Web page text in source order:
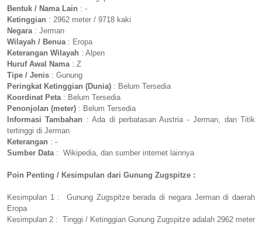
Bentuk / Nama Lain : -
Ketinggian : 2962 meter / 9718 kaki
Negara: Jerman
Wilayah / Benua: Eropa
Keterangan Wilayah : Alpen
Huruf Awal Nama: Z
Tipe / Jenis : Gunung
Peringkat Ketinggian (Dunia) : Belum Tersedia
Koordinat Peta: Belum Tersedia
Penonjolan (meter) : Belum Tersedia
Informasi Tambahan : Ada di perbatasan Austria - Jerman, dan Titik
tertinggi di Jerman
Keterangan : -
Sumber Data: Wikipedia, dan sumber internet lainnya
Poin Penting / Kesimpulan dari Gunung Zugspitze :
Kesimpulan 1 : Gunung Zugspitze berada di negara Jerman di daerah
Eropa
Kesimpulan 2 : Tinggi / Ketinggian Gunung Zugspitze adalah 2962 meter